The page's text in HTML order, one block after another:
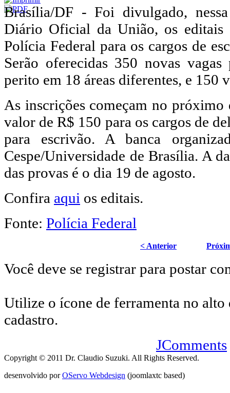
Brasília/DF - Foi divulgado,
Diário Oficial da União, os editais
Polícia Federal para os cargos de
Serão oferecidas 350 novas
perito em 18 áreas diferentes, e 150
As inscrições começam no
valor de R$ 150 para os cargos de
para escrivão. A banca
Cespe/Universidade de Brasília. A
das provas é o dia 19 de agosto.
Confira aqui os editais.
Fonte: Polícia Federal
< Anterior
Você deve se registrar para postar
Utilize o ícone de ferramenta no alto
cadastro.
JComments
Copyright © 2011 Dr. Claudio Suzuki. All Rights Reserved.
desenvolvido porOServo Webdesign (joomlaxtc based)